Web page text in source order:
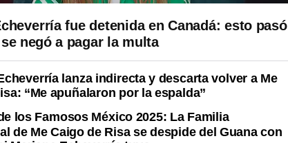
fue detenida en Canadá: esto pasó
negó a pagar la multa
lanza indirecta y descarta volver a Me
“Me apuñalaron por la espalda”
los Famosos México 2025: La Familia
de Me Caigo de Risa se despide del Guana con